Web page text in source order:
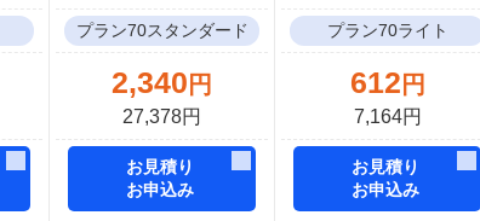
プラン70スタンダード
2,340 円
27,378円
お見積り
お申込み
プラン70ライト
612 円
7,164円
お見積り
お申込み